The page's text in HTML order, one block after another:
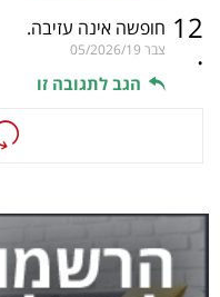
12
.
חופשה אינה עזיבה.
צבר 05/2026/19
הגב לתגובה זו